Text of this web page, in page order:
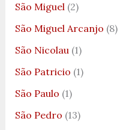
São Miguel(2)
São Miguel Arcanjo (8)
São Nicolau(1)
São Patricio (1)
São Paulo (1)
São Pedro (13)